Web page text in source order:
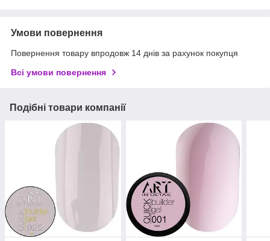
Умови повернення
Повернення товару впродовж 14 днів за рахунок покупця
Всі умови повернення
Подібні товари компанії